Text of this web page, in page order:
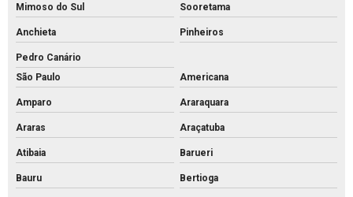
Palanque de concreto 10x10
Palanque de concreto para cerca a venda
Palanque concreto para cerca
Palanque de concreto preço
Palanque de concreto valor
Palanque de concreto a venda
Mimoso do Sul Sooretama
Anchieta Pinheiros
Pedro Canário
São Paulo
Americana
Amparo Araraquara
Araras Araçatuba
Atibaia Barueri
Bauru Bertioga